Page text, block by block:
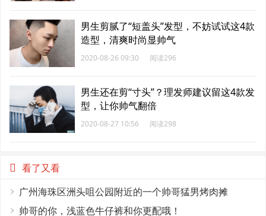
男生剪腻了“短盖头”发型，不妨试试这4款
造型，清爽时尚显帅气
2020-08-26 09:30 阅读296
男生还在剪“寸头”？理发师建议留这4款发
型，让你帅气翻倍
2020-08-27 10:56 阅读298
看了又看
广州海珠区洲头咀公园附近的一个帅哥猛男烤肉摊
帅哥的你，浅蓝色牛仔裤和你更配哦！